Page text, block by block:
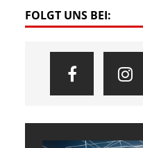
FOLGT UNS BEI: